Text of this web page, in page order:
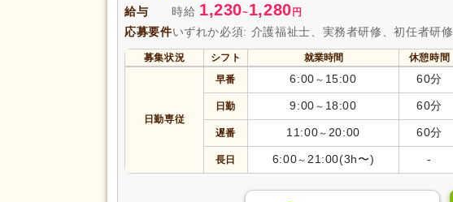
給与 時給 1,230~1,280 円
応募要件いずれか必須: 介護福祉士、実務者研修、初任者研修
募集状況 シフト 就業時間 休憩時間
日勤専従
早番 6:00 ～ 15:00 60分
日勤 9:00 ～ 18:00 60分
遅番 11:00～ 20:00 60分
長日 6:00～ 21:00(3h〜) -